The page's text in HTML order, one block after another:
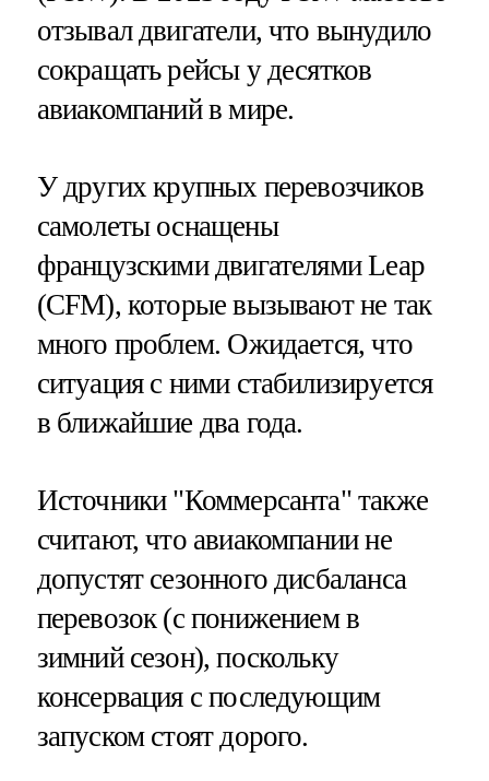
отзывал двигатели, что вынудило
сокращать рейсы у десятков
авиакомпаний в мире.
У других крупных перевозчиков
самолеты оснащены
французскими двигателями Leap
(CFM), которые вызывают не так
много проблем. Ожидается, что
ситуация с ними стабилизируется
в ближайшие два года.
Источники "Коммерсанта" также
считают, что авиакомпании не
допустят сезонного дисбаланса
перевозок (с понижением в
зимний сезон), поскольку
консервация с последующим
запуском стоят дорого.